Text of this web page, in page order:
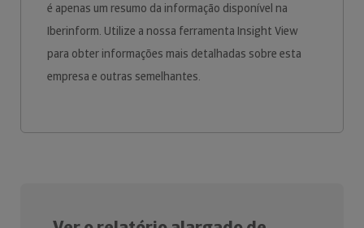
é apenas um resumo da informação disponível na
Iberinform. Utilize a nossa ferramenta Insight View
para obter informações mais detalhadas sobre esta
empresa e outras semelhantes.